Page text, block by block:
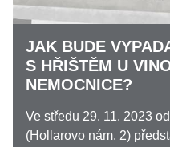
JAK BUDE
S HŘIŠTĚM U
NEMOCNICE?
Ve středu 29. 11. 2023
(Hollarovo nám. 2)